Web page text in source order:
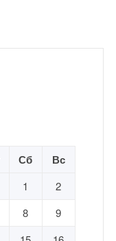
Сб Вс
1
2
8
9